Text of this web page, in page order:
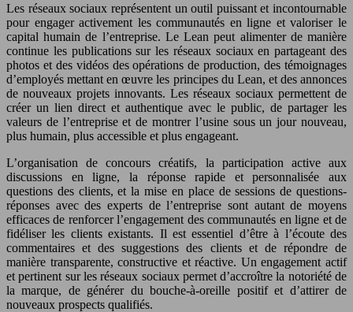
Les réseaux sociaux représentent un outil puissant et incontournable
pour engager activement les communautés en ligne et valoriser le
capital humain de l’entreprise. Le Lean peut alimenter de manière
continue les publications sur les réseaux sociaux en partageant des
photos et des vidéos des opérations de production, des témoignages
d’employés mettant en œuvre les principes du Lean, et des annonces
de nouveaux projets innovants. Les réseaux sociaux permettent de
créer un lien direct et authentique avec le public, de partager les
valeurs de l’entreprise et de montrer l’usine sous un jour nouveau,
plus humain, plus accessible et plus engageant.
L’organisation de concours créatifs, la participation active aux
discussions en ligne, la réponse rapide et personnalisée aux
questions des clients, et la mise en place de sessions de questions-
réponses avec des experts de l’entreprise sont autant de moyens
efficaces de renforcer l’engagement des communautés en ligne et de
fidéliser les clients existants. Il est essentiel d’être à l’écoute des
commentaires et des suggestions des clients et de répondre de
manière transparente, constructive et réactive. Un engagement actif
et pertinent sur les réseaux sociaux permet d’accroître la notoriété de
la marque, de générer du bouche-à-oreille positif et d’attirer de
nouveaux prospects qualifiés.